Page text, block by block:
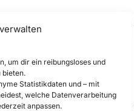
um dir ein reibungsloses und
bieten.
Statistikdaten und – mit
welche Datenverarbeitung
anpassen.
Über